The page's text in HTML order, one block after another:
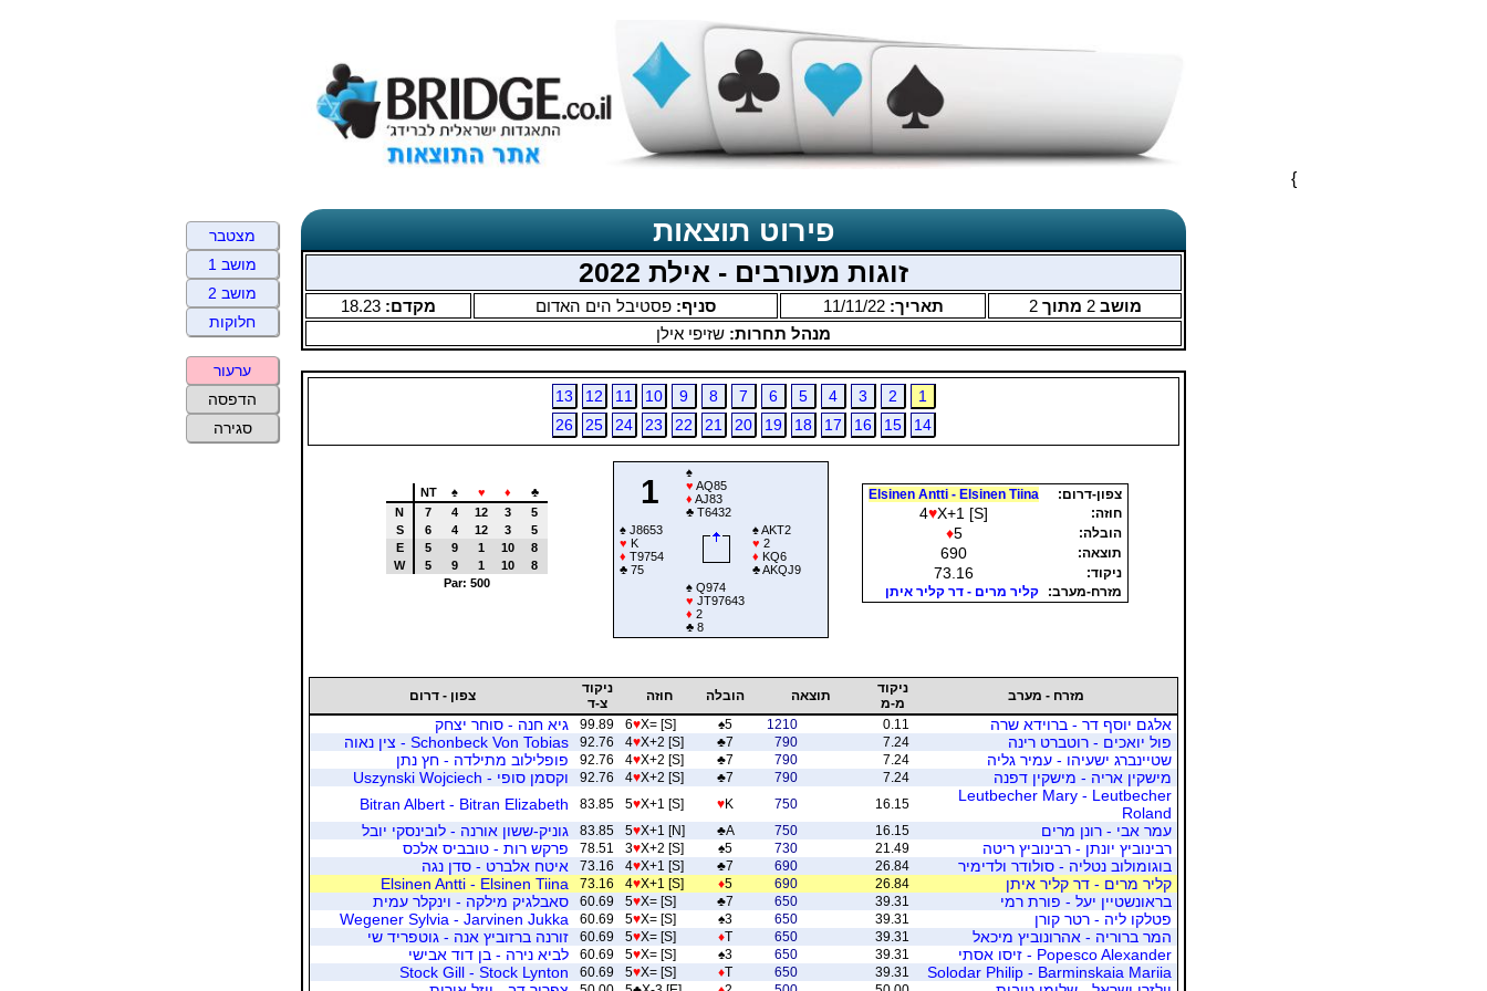
}
פירוט תוצאות
זוגות מעורבים - אילת 2022
מושב2 מתוך2 תאריך:11/11/22 סניף: פסטיבל הים האדום מקדם: 18.23
מנהל תחרות: שזיפי אילן
1
2
3
4
5
6
7
8
9
10
11
12
13
14
15
16
17
18
19
20
21
22
23
24
25
26
צפון-דרום:
Elsinen Antti - Elsinen Tiina
חוזה:
4♥X+1 [S]
הובלה: ♦5
תוצאה: 690
ניקוד: 73.16
מזרח-מערב: קליר מרים - דר קליר איתן
1
♠
♥ AQ85
♦ AJ83
♣ T6432
♠ J8653
♥ K
♦ T9754
♣ 75
♠AKT2
♥ 2
♦ KQ6
♣AKQJ9
♠ Q974
♥ JT97643
♦ 2
♣ 8
NT ♠ ♥ ♦
♣
N
7 4 12 3
5
S
6 4 12 3
5
E
5 9 1 10
8
W
5 9 1 10
8
Par: 500
מזרח - מערב
ניקוד
מ-מ
תוצאה הובלה חוזה
ניקוד
צ-ד
צפון - דרום
אלגם יוסף דר - ברוידא שרה 0.11
1210
♠5
6♥X= [S]
99.89
גיא חנה - סוחר יצחק
פול יואכים - רוטברט רינה
7.24
790
♣7
4♥X+2 [S]
92.76
Schonbeck Von Tobias - צין נאוה
שטיינברג ישעיהו - עמיר גליה
7.24
790
♣7
4♥X+2 [S]
92.76
פופלילוב מתילדה - חץ נתן
מישקין אריה - מישקין דפנה
7.24
790
♣7
4♥X+2 [S]
92.76
וקסמן סופי - Uszynski Wojciech
Leutbecher Mary - Leutbecher
Roland
16.15
750
♥K
5♥X+1 [S]
83.85
Bitran Albert - Bitran Elizabeth
עמר אבי - רונן מרים
16.15
750
♣A
5♥X+1 [N]
83.85
גוניק-ששון אורנה - לובינסקי יובל
רבינוביץ יונתן - רבינוביץ ריטה
21.49
730
♠5
3♥X+2 [S]
78.51
פרקש רות - טובביס אלכס
בוגומולוב נטליה - סולודר ולדימיר
26.84
690
♣7
4♥X+1 [S]
73.16
איטח אלברט - סדן נגה
קליר מרים - דר קליר איתן
26.84
690
♦5
4♥X+1 [S]
73.16
Elsinen Antti - Elsinen Tiina
בראונשטיין יעל - פורת רמי
39.31
650
♣7
5♥X= [S]
60.69
סאבלגיק מילקה - וינקלר עמית
פטלקו ליה - רטר קורן
39.31
650
♠3
5♥X= [S]
60.69
Wegener Sylvia - Jarvinen Jukka
המר ברוריה - אהרונוביץ מיכאל
39.31
650
♦T
5♥X= [S]
60.69
זורנה ברזוביץ אנה - גוטפריד שי
Popesco Alexander - זיסו אסתי
39.31
650
♠3
5♥X= [S]
60.69
לביא נירה - בן דוד אבישי
Solodar Philip - Barminskaia Mariia
39.31
650
♦T
5♥X= [S]
60.69
Stock Gill - Stock Lynton
מצטבר
מושב 1
מושב 2
חלוקות
ערעור
הדפסה
סגירה